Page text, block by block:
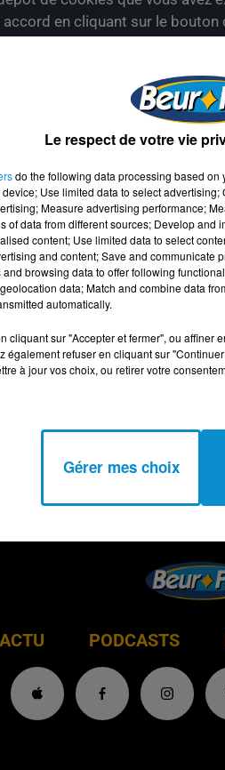
en cliquant sur le bouton
ACTU PODCASTS
Le respect de votre vie
do the following data processing based
Use limited data to select
Measure advertising performance;
of data from different sources; Develop
content; Use limited data to select
and content; Save and communicate
browsing data to offer following
data; Match and combine data
automatically.
cliquant sur "Accepter et fermer", ou
également refuser en cliquant sur
à jour vos choix, ou retirer votre
Gérer mes choix